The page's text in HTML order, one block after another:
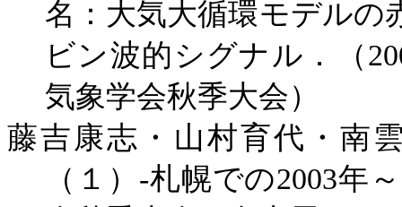
名：大気大循環モデルの
ビン波的シグナル．（
気象学会秋季大会）
藤吉康志・山村育代・南
（１） -札幌での2003年～